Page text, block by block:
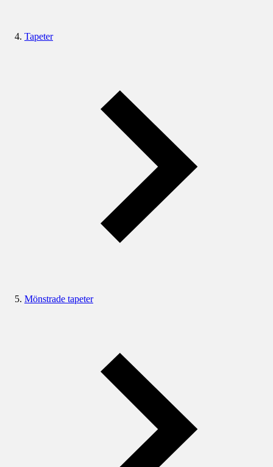
Tapeter
Mönstrade tapeter